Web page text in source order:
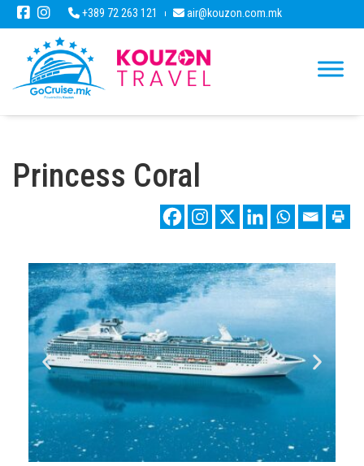
+389 72 263 121 air@kouzon.com.mk
Princess Coral